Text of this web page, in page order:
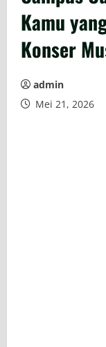
Kamu
Konser
admin
Mei 21, 2026